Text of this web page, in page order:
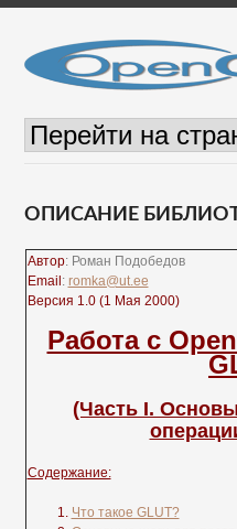
ОПИСАНИЕ
Автор: Роман Подобедов
Email : romka@ut.ee
Версия 1.0 (1 Мая 2000)
Работа с
(Часть I.
Содержание:
Что такое GLUT?